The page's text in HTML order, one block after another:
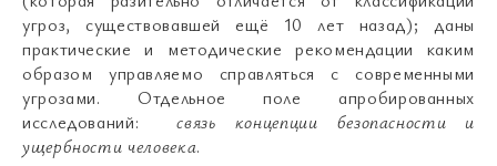
угроз, существовавшей ещё 10 лет назад); даны
практические и методические рекомендации каким
образом управляемо справляться с современными
угрозами. Отдельное поле апробированных
исследований:связь концепции безопасности и
ущербности человека.